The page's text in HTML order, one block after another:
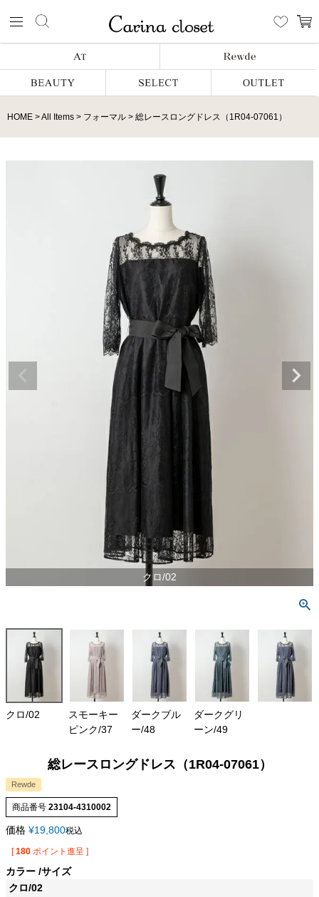
HOME All Items フォーマル 総レースロングドレス（1R04-07061）
クロ/02
クロ/02
スモーキー
ピンク/37
ダークブル
ー/48
ダークグリ
ーン/49
総レースロングドレス（1R04-07061）
Rewde
商品番号 23104-4310002
価格 ¥19,800税込
[ 180 ポイント進呈 ]
カラー サイズ
クロ/02